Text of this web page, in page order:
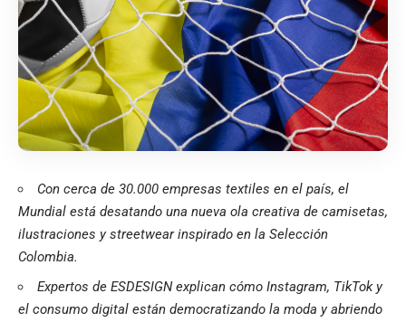
Con cerca de 30.000 empresas textiles en el país, el
Mundial está desatando una nueva ola creativa de camisetas,
ilustraciones y streetwear inspirado en la Selección
Colombia.
Expertos de ESDESIGN explican cómo Instagram, TikTok y
el consumo digital están democratizando la moda y abriendo